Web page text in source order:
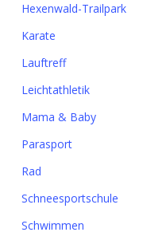
Hexenwald-Trailpark
Karate
Lauftreff
Leichtathletik
Mama & Baby
Parasport
Rad
Schneesportschule
Schwimmen